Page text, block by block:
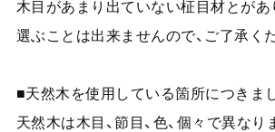
木目があまり出ていない柾目材とがあ
選ぶことは出来ませんので、ご了承く
■天然木を使用している箇所につきま
天然木は木目、節目、色、個々で異なり